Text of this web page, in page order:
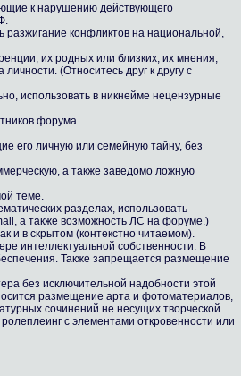
к нарушению действующего
разжигание конфликтов на национальной,
их родных или близких, их мнения,
(Относитесь друг к другу с
использовать в никнейме нецензурные
форума.
его личную или семейную тайну, без
а также заведомо ложную
теме.
разделах, использовать
а также возможность ЛС на форуме.)
и в скрытом (контекстно читаемом).
интеллектуальной собственности. В
Также запрещается размещение
без исключительной надобности этой
размещение арта и фотоматериалов,
сочинений не несущих творческой
с элементами откровенности или